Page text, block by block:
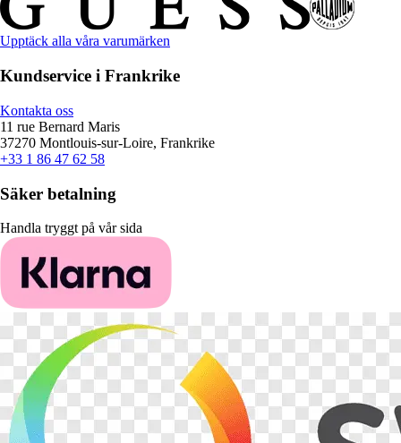
Upptäck alla våra varumärken
Kundservice i Frankrike
Kontakta oss
11 rue Bernard Maris
37270 Montlouis-sur-Loire, Frankrike
+33 1 86 47 62 58
Säker betalning
Handla tryggt på vår sida